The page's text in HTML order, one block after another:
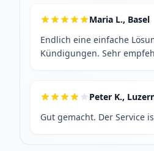
Maria L., Basel
Endlich eine einfache
Kündigungen. Sehr
Peter K.,
Gut gemacht. Der Service